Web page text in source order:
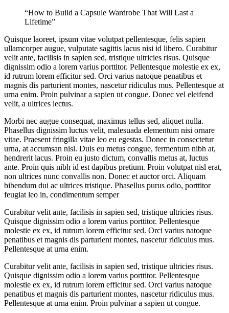
“How to Build a Capsule Wardrobe That Will Last a
Lifetime”
Quisque laoreet, ipsum vitae volutpat pellentesque, felis sapien
ullamcorper augue, vulputate sagittis lacus nisi id libero. Curabitur
velit ante, facilisis in sapien sed, tristique ultricies risus. Quisque
dignissim odio a lorem varius porttitor. Pellentesque molestie ex ex,
id rutrum lorem efficitur sed. Orci varius natoque penatibus et
magnis dis parturient montes, nascetur ridiculus mus. Pellentesque at
urna enim. Proin pulvinar a sapien ut congue. Donec vel eleifend
velit, a ultrices lectus.
Morbi nec augue consequat, maximus tellus sed, aliquet nulla.
Phasellus dignissim luctus velit, malesuada elementum nisi ornare
vitae. Praesent fringilla vitae leo eu egestas. Donec in consectetur
urna, at accumsan nisl. Duis eu metus congue, fermentum nibh at,
hendrerit lacus. Proin eu justo dictum, convallis metus at, luctus
ante. Proin quis nibh id est dapibus pretium. Proin volutpat nisl erat,
non ultrices nunc convallis non. Donec et auctor orci. Aliquam
bibendum dui ac ultrices tristique. Phasellus purus odio, porttitor
feugiat leo in, condimentum semper
Curabitur velit ante, facilisis in sapien sed, tristique ultricies risus.
Quisque dignissim odio a lorem varius porttitor. Pellentesque
molestie ex ex, id rutrum lorem efficitur sed. Orci varius natoque
penatibus et magnis dis parturient montes, nascetur ridiculus mus.
Pellentesque at urna enim.
Curabitur velit ante, facilisis in sapien sed, tristique ultricies risus.
Quisque dignissim odio a lorem varius porttitor. Pellentesque
molestie ex ex, id rutrum lorem efficitur sed. Orci varius natoque
penatibus et magnis dis parturient montes, nascetur ridiculus mus.
Pellentesque at urna enim. Proin pulvinar a sapien ut congue.